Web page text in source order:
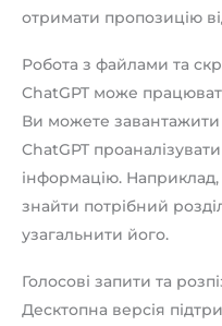
отримати пропозицію
Робота з файлами та
ChatGPT може
Ви можете завантажити
ChatGPT
інформацію.
знайти потрібний
узагальнити його.
Голосові запити та
Десктопна версія